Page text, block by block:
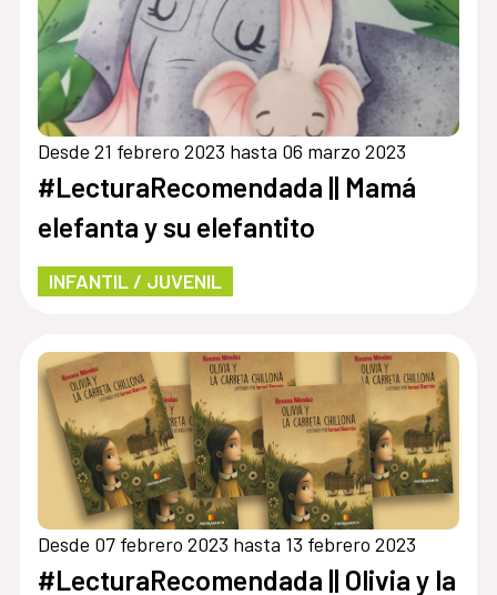
Desde 21 febrero 2023 hasta 06 marzo 2023
#LecturaRecomendada || Mamá
elefanta y su elefantito
INFANTIL / JUVENIL
Desde 07 febrero 2023 hasta 13 febrero 2023
#LecturaRecomendada || Olivia y la